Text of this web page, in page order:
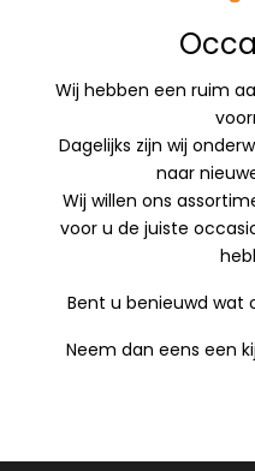
Wij hebben een ruim
Dagelijks zijn wij
naar
Wij willen ons
voor u de juiste
Bent u benieuwd wat
Neem dan eens een